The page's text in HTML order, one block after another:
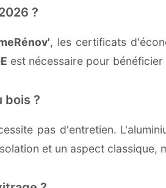
?
, les certificats
est nécessaire pour bénéficier
bois ?
pas d'entretien.
et un aspect classique,